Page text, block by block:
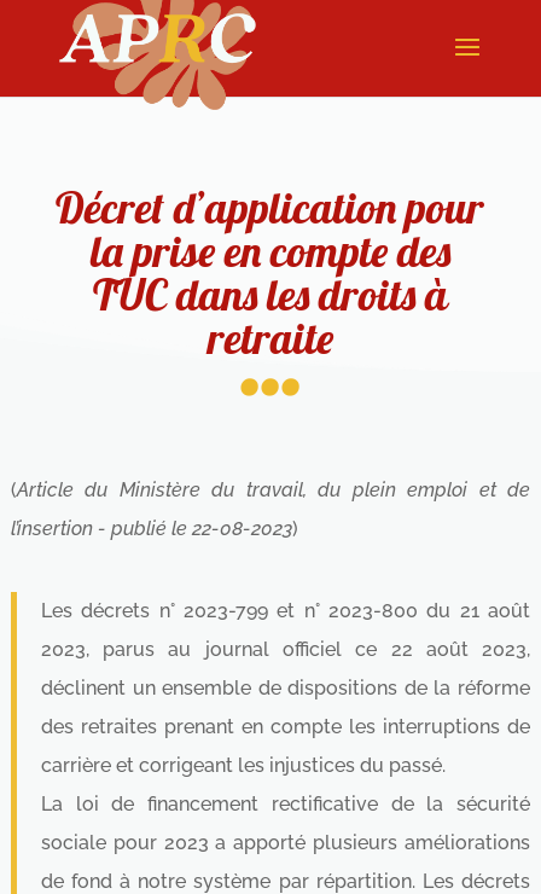
Décret d’application pour
la prise en compte des
TUC dans les droits à
retraite
...
(Article du Ministère du travail, du plein emploi et de
l’insertion - publié le 22-08-2023)
Les décrets n° 2023-799 et n° 2023-800 du 21 août
2023, parus au journal officiel ce 22 août 2023,
déclinent un ensemble de dispositions de la réforme
des retraites prenant en compte les interruptions de
carrière et corrigeant les injustices du passé.
La loi de financement rectificative de la sécurité
sociale pour 2023 a apporté plusieurs améliorations
de fond à notre système par répartition. Les décrets